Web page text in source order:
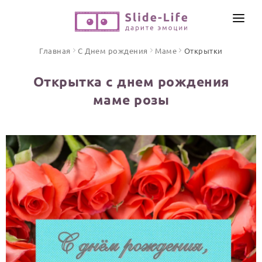
Песни поздравления
Открытки
Стихи и тексты
ПРАЗДНИКИ
С Днем рождения
Юбилей
ИНСТРУМЕНТЫ
ЦЕНЫ
ОТЗЫВЫ
Главная С Днем рождения Маме Открытки
Открытка с днем рождения
маме розы